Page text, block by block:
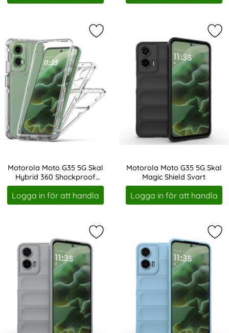
Motorola Moto G35 5G Skal
Hybrid 360 Shockproof
Transparent
Art. nr 237269
Logga in för att handla
Markera motorola Moto G35 5G
Motorola Moto G35 5G Skal
Magic Shield Svart
Art. nr 237275
Logga in för att handla
Markera motorola Moto G35 5G